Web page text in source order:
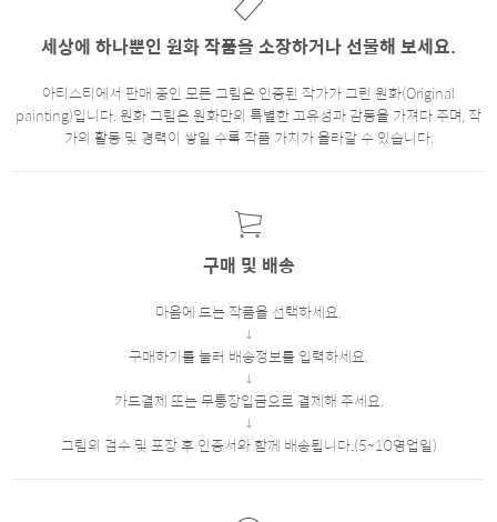
세상에 하나뿐인 원화 작품을 소장하거나 선물해 보세요.
아티스티에서 판매 중인 모든 그림은 인증된 작가가 그린 원화(Original
painting)입니다. 원화 그림은 원화만의 특별한 고유성과 감동을 가져다 주며, 작
가의 활동 및 경력이 쌓일 수록 작품 가치가 올라갈 수 있습니다.
구매 및 배송
마음에 드는 작품을 선택하세요.
구매하기를 눌러 배송정보를 입력하세요.
카드결제 또는 무통장입금으로 결제해 주세요.
그림의 검수 및 포장 후 인증서와 함께 배송됩니다.(5~10영업일)